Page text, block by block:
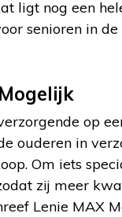
ligt nog een
senioren in
op
ouderen in
Om iets
zij meer
Lenie MAX